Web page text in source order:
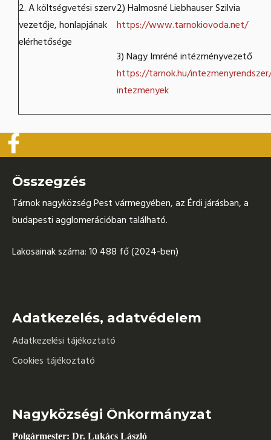
2. A költségvetési szerv
vezetője, honlapjának
elérhetősége
2) Halmosné Liebhauser Szilvia
https://www.tarnokiovoda.net/
3) Nagy Imréné intézményvezető
https://tarnok.hu/
intezmenyek
Összegzés
Tárnok nagyközség Pest vármegyében, az Érdi járásban, a
budapesti agglomerációban található.
Lakosainak száma: 10 488 fő (2024-ben)
Adatkezelés, adatvédelem
Adatkezelési tájékoztató
Cookies tájékoztató
Nagyközségi Önkormányzat
Polgármester: Dr. Lukács László